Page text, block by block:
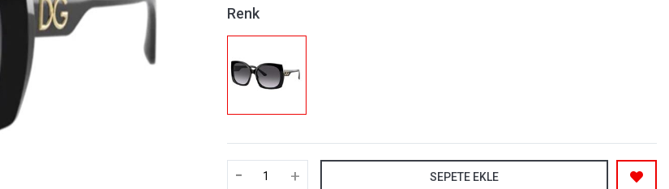
Renk
- + SEPETE EKLE